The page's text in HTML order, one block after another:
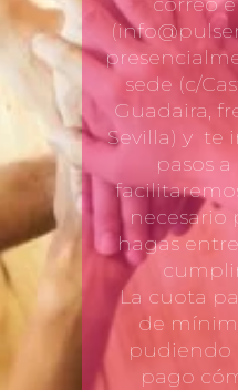
sede (c/
Guadaira,
Sevilla) y te
pasos
necesario
hagas
La cuota
de
pudiendo
pago